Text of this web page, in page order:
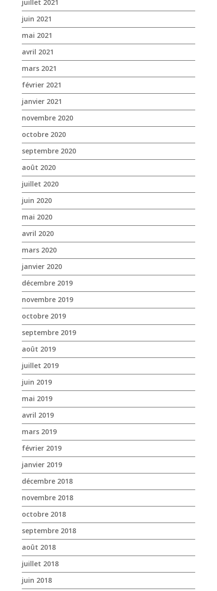
juillet 2021
juin 2021
mai 2021
avril 2021
mars 2021
février 2021
janvier 2021
novembre 2020
octobre 2020
septembre 2020
août 2020
juillet 2020
juin 2020
mai 2020
avril 2020
mars 2020
janvier 2020
décembre 2019
novembre 2019
octobre 2019
septembre 2019
août 2019
juillet 2019
juin 2019
mai 2019
avril 2019
mars 2019
février 2019
janvier 2019
décembre 2018
novembre 2018
octobre 2018
septembre 2018
août 2018
juillet 2018
juin 2018